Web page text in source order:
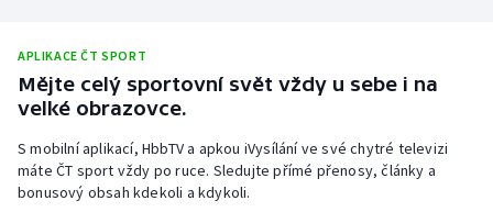
APLIKACE ČT SPORT
Mějte celý sportovní svět vždy u sebe i na
velké obrazovce.
S mobilní aplikací, HbbTV a apkou iVysílání ve své chytré televizi
máte ČT sport vždy po ruce. Sledujte přímé přenosy, články a
bonusový obsah kdekoli a kdykoli.